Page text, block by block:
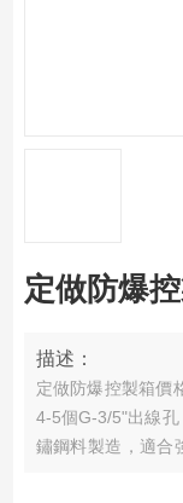
定做防爆
描述：
定做防爆控製箱價
4-5個G-3/5"出線
鏽鋼料製造，適合